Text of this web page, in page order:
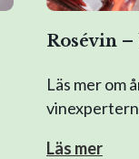
Rosévin –
Läs mer om
Läs mer